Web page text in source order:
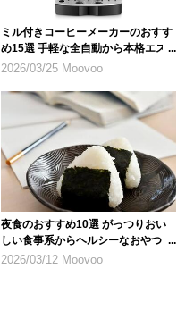
ミル付きコーヒーメーカーのおすす
め15選 手軽な全自動から本格エス
プレッソまで
2026/03/25 Moovoo
夜食のおすすめ10選 がっつりおい
しい食事系からヘルシーなおやつま
で
2026/03/12 Moovoo